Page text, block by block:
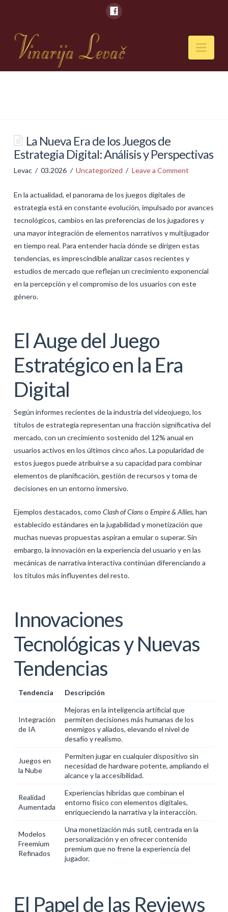
VESTI
PIĆA
Vina
GALERIJA
KONTAKT
SEARCH
La Nueva Era de los Juegos de
Estrategia Digital: Análisis y Perspectivas
Levac 03.2026 Uncategorized Leave a Comment
En la actualidad, el panorama de los juegos digitales de
estrategia está en constante evolución, impulsado por avances
tecnológicos, cambios en las preferencias de los jugadores y
una mayor integración de elementos narrativos y multijugador
en tiempo real. Para entender hacia dónde se dirigen estas
tendencias, es imprescindible analizar casos recientes y
estudios de mercado que reflejan un crecimiento exponencial
en la percepción y el compromiso de los usuarios con este
género.
El Auge del Juego
Estratégico en la Era
Digital
Según informes recientes de la industria del videojuego, los
títulos de estrategia representan una fracción significativa del
mercado, con un crecimiento sostenido del 12% anual en
usuarios activos en los últimos cinco años. La popularidad de
estos juegos puede atribuirse a su capacidad para combinar
elementos de planificación, gestión de recursos y toma de
decisiones en un entorno inmersivo.
Ejemplos destacados, como Clash of Clanso Empire & Allies, han
establecido estándares en la jugabilidad y monetización que
muchas nuevas propuestas aspiran a emular o superar. Sin
embargo, la innovación en la experiencia del usuario y en las
mecánicas de narrativa interactiva continúan diferenciando a
los títulos más influyentes del resto.
Innovaciones
Tecnológicas y Nuevas
Tendencias
Tendencia Descripción
Integración
de IA
Mejoras en la inteligencia artificial que
permiten decisiones más humanas de los
enemigos y aliados, elevando el nivel de
desafío y realismo.
Juegos en
la Nube
Permiten jugar en cualquier dispositivo sin
necesidad de hardware potente, ampliando el
alcance y la accesibilidad.
Realidad
Aumentada
Experiencias híbridas que combinan el
entorno físico con elementos digitales,
enriqueciendo la narrativa y la interacción.
Modelos
Freemium
Refinados
Una monetización más sutil, centrada en la
personalización y en ofrecer contenido
premium que no frene la experiencia del
jugador.
El Papel de las Reviews